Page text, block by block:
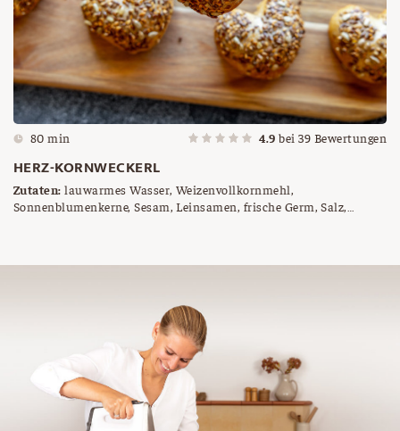
80 min 4.9 bei39 Bewertungen
HERZ-KORNWECKERL
Zutaten: lauwarmes Wasser, Weizenvollkornmehl,
Sonnenblumenkerne, Sesam, Leinsamen, frische Germ, Salz,